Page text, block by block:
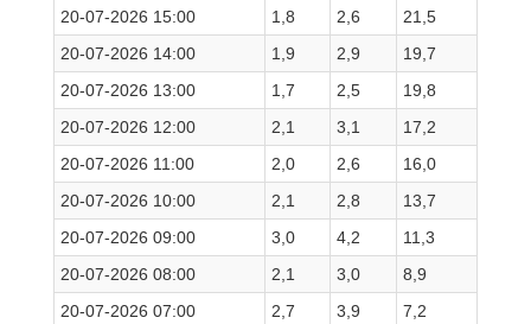
20-07-2026 15:00
1,8 2,6
21,5
20-07-2026 14:00
1,9 2,9
19,7
20-07-2026 13:00
1,7 2,5
19,8
20-07-2026 12:00
2,1 3,1
17,2
20-07-2026 11:00
2,0 2,6
16,0
20-07-2026 10:00
2,1 2,8
13,7
20-07-2026 09:00
3,0 4,2
11,3
20-07-2026 08:00
2,1 3,0
8,9
20-07-2026 07:00
2,7 3,9
7,2